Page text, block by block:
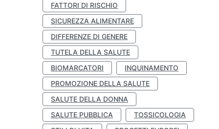
FATTORI DI RISCHIO
SICUREZZA ALIMENTARE
DIFFERENZE DI GENERE
TUTELA DELLA SALUTE
BIOMARCATORI
INQUINAMENTO
PROMOZIONE DELLA SALUTE
SALUTE DELLA DONNA
SALUTE PUBBLICA
TOSSICOLOGIA